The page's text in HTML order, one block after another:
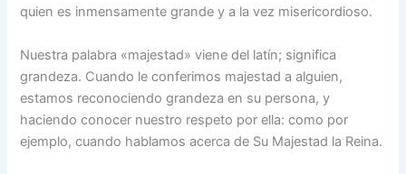
quien es inmensamente grande y a la vez misericordioso.
Nuestra palabra «majestad» viene del latín; significa
grandeza. Cuando le conferimos majestad a alguien,
estamos reconociendo grandeza en su persona, y
haciendo conocer nuestro respeto por ella: como por
ejemplo, cuando hablamos acerca de Su Majestad la Reina.